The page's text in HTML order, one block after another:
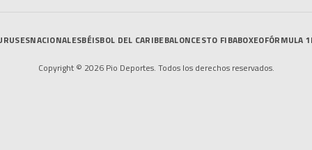
NACIONALESBÉISBOL DEL CARIBEBALONCESTO FIBABOXEOFÓRMULA 1
Copyright © 2026 Pio Deportes. Todos los derechos reservados.